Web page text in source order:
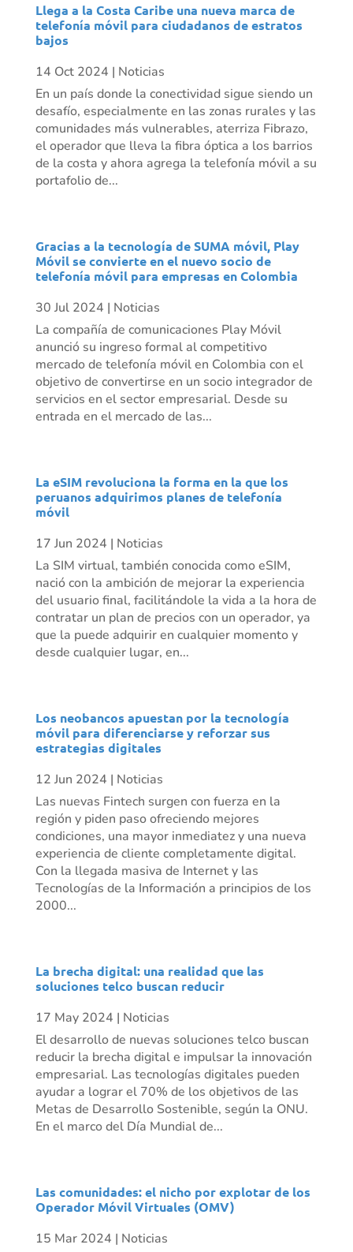
Llega a la Costa Caribe una nueva marca de
telefonía móvil para ciudadanos de estratos
bajos
14 Oct 2024 | Noticias
En un país donde la conectividad sigue siendo un
desafío, especialmente en las zonas rurales y las
comunidades más vulnerables, aterriza Fibrazo,
el operador que lleva la fibra óptica a los barrios
de la costa y ahora agrega la telefonía móvil a su
portafolio de...
Gracias a la tecnología de SUMA móvil, Play
Móvil se convierte en el nuevo socio de
telefonía móvil para empresas en Colombia
30 Jul 2024 | Noticias
La compañía de comunicaciones Play Móvil
anunció su ingreso formal al competitivo
mercado de telefonía móvil en Colombia con el
objetivo de convertirse en un socio integrador de
servicios en el sector empresarial. Desde su
entrada en el mercado de las...
La eSIM revoluciona la forma en la que los
peruanos adquirimos planes de telefonía
móvil
17 Jun 2024 | Noticias
La SIM virtual, también conocida como eSIM,
nació con la ambición de mejorar la experiencia
del usuario final, facilitándole la vida a la hora de
contratar un plan de precios con un operador, ya
que la puede adquirir en cualquier momento y
desde cualquier lugar, en...
Los neobancos apuestan por la tecnología
móvil para diferenciarse y reforzar sus
estrategias digitales
12 Jun 2024 | Noticias
Las nuevas Fintech surgen con fuerza en la
región y piden paso ofreciendo mejores
condiciones, una mayor inmediatez y una nueva
experiencia de cliente completamente digital.
Con la llegada masiva de Internet y las
Tecnologías de la Información a principios de los
2000...
La brecha digital: una realidad que las
soluciones telco buscan reducir
17 May 2024 | Noticias
El desarrollo de nuevas soluciones telco buscan
reducir la brecha digital e impulsar la innovación
empresarial. Las tecnologías digitales pueden
ayudar a lograr el 70% de los objetivos de las
Metas de Desarrollo Sostenible, según la ONU.
En el marco del Día Mundial de...
Las comunidades: el nicho por explotar de los
Operador Móvil Virtuales (OMV)
15 Mar 2024 | Noticias